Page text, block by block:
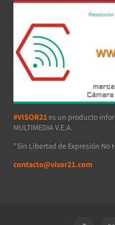
#VISOR21 es un producto
MULTIMEDIA V.E.A.
"Sin Libertad de Expresión No
contacto@visor21.com